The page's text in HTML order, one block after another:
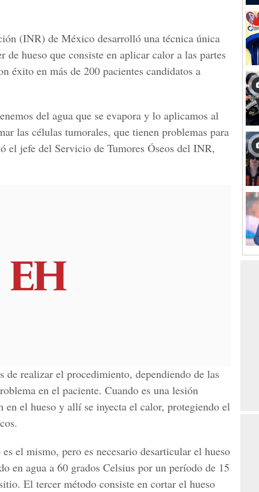
(INR) de México desarrolló una técnica única
de hueso que consiste en aplicar calor a las partes
éxito en más de 200 pacientes candidatos a
del agua que se evapora y lo aplicamos al
las células tumorales, que tienen problemas para
el jefe del Servicio de Tumores Óseos del INR,
de realizar el procedimiento, dependiendo de las
en el paciente. Cuando es una lesión
en el hueso y allí se inyecta el calor, protegiendo el
el mismo, pero es necesario desarticular el hueso
en agua a 60 grados Celsius por un período de 15
El tercer método consiste en cortar el hueso